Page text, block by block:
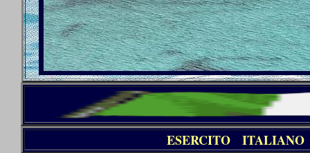
ESERCITO